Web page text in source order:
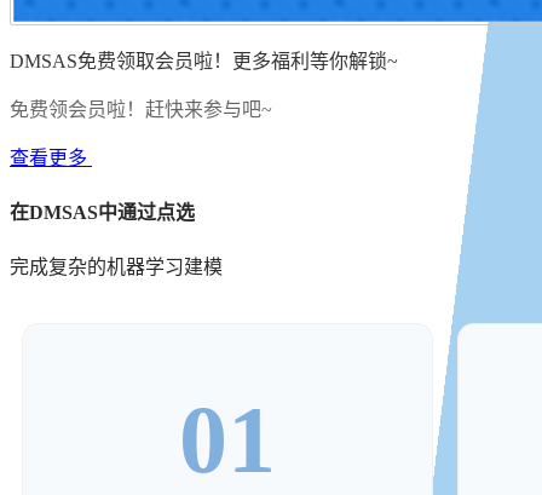
DMSAS免费领取会员啦！更多福利等你解锁~
免费领会员啦！赶快来参与吧~
查看更多
在DMSAS中通过点选
完成复杂的机器学习建模
01